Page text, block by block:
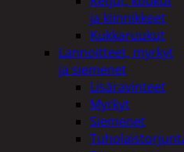
ja kiinnikkeet
Kukkaruukut
Lannoitteet, myrkyt
ja siemenet
Lisäravinteet
Myrkyt
Siemenet